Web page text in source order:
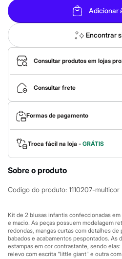
Novidades
Roupas
Blusas e Camisetas
Básicos
Calças
Casacos e Jaquetas
Jeans
Macacões
Saias
Shorts e Bermudas
Vestidos
Acessórios
Bolsas
Bonés e Chapéus
Bijoux
Cintos
Óculos
Relógios
Calçados
Botas
Rasteirinhas
Tênis
Marcas
City
Clock House
Mindset
Adicionar
Encontrar
Consultar produtos em lojas
Consultar frete
Formas de pagamento
Troca fácil na loja - GRÁTIS
Sobre o produto
Codigo do produto: 1110207-multicor
Kit de 2 blusas infantis confeccionadas
e macio. As peças possuem modelagem
redondas, mangas curtas com detalhes
babados e acabamentos pespontados. As
estampas em cor contrastante, sendo
relevo com escrita "little giant" e outra